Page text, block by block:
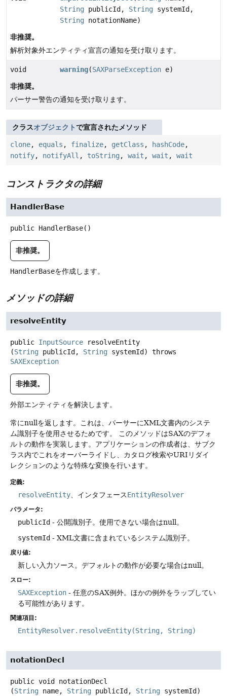
String publicId, String systemId,
String notationName)
非推奨。
解析対象外エンティティ宣言の通知を受け取ります。
void warning(SAXParseException e)
非推奨。
パーサー警告の通知を受け取ります。
クラスオブジェクトで宣言されたメソッド
clone, equals , finalize, getClass , hashCode,
notify, notifyAll , toString , wait , wait , wait
コンストラクタの詳細
HandlerBase
public HandlerBase()
非推奨。
HandlerBaseを作成します。
メソッドの詳細
resolveEntity
public InputSource
resolveEntity
(String publicId, String systemId)
throws
SAXException
非推奨。
外部エンティティを解決します。
常にnullを返します。これは、パーサーにXML文書内のシステ
ム識別子を使用させるためです。
このメソッドはSAXのデフォ
ルトの動作を実装します。アプリケーションの作成者は、サブク
ラス内でこれをオーバーライドし、カタログ検索やURIリダイ
レクションのような特殊な変換を行います。
定義:
resolveEntity 、インタフェースEntityResolver
パラメータ:
publicId - 公開識別子。使用できない場合はnull。
systemId - XML文書に含まれているシステム識別子。
戻り値:
新しい入力ソース。デフォルトの動作が必要な場合はnull。
スロー:
SAXException - 任意のSAX例外。ほかの例外をラップしてい
る可能性があります。
関連項目:
EntityResolver.resolveEntity(String, String)
notationDecl
public void
notationDecl
(String name, String publicId, String systemId)